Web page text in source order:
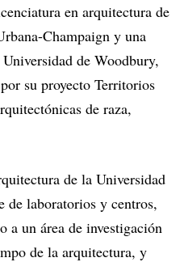
en arquitectura de
Champaign y una
de Woodbury,
su proyecto Territorios
de raza,
de la Universidad
de laboratorios y centros,
a un área de investigación
de la arquitectura, y